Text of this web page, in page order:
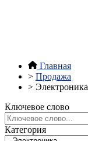
Главная
> Продажа
> Электроника
Ключевое слово
Категория